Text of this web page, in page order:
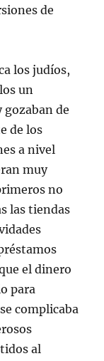
de
los judíos,
un
de
de los
a nivel
muy
no
las tiendas
el dinero
para
complicaba
al